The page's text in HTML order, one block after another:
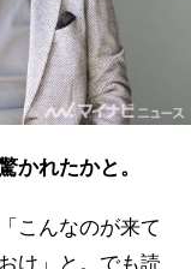
れたかと。
こんなのが来て
け」と。でも読